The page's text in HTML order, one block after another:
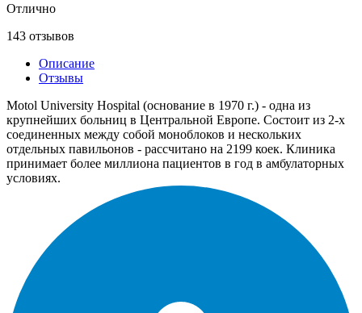
Отлично
143 отзывов
Описание
Отзывы
Motol University Hospital (основание в 1970 г.) - одна из
крупнейших больниц в Центральной Европе. Состоит из 2-х
соединенных между собой моноблоков и нескольких
отдельных павильонов - рассчитано на 2199 коек. Клиника
принимает более миллиона пациентов в год в амбулаторных
условиях.